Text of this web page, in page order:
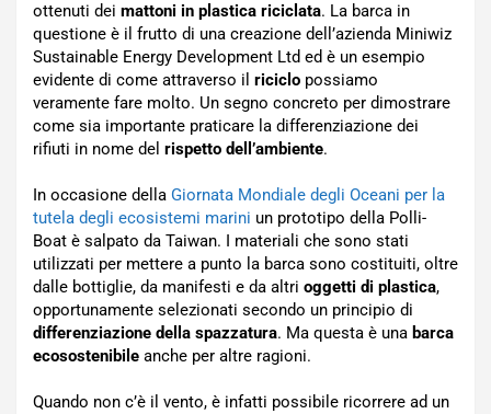
ottenuti dei mattoni in plastica riciclata. La barca in
questione è il frutto di una creazione dell’azienda Miniwiz
Sustainable Energy Development Ltd ed è un esempio
evidente di come attraverso il riciclo possiamo
veramente fare molto. Un segno concreto per dimostrare
come sia importante praticare la differenziazione dei
rifiuti in nome del rispetto dell’ambiente.
In occasione della Giornata Mondiale degli Oceani per la
tutela degli ecosistemi marini un prototipo della Polli-
Boat è salpato da Taiwan. I materiali che sono stati
utilizzati per mettere a punto la barca sono costituiti, oltre
dalle bottiglie, da manifesti e da altri oggetti di plastica,
opportunamente selezionati secondo un principio di
differenziazione della spazzatura. Ma questa è una barca
ecosostenibile anche per altre ragioni.
Quando non c’è il vento, è infatti possibile ricorrere ad un